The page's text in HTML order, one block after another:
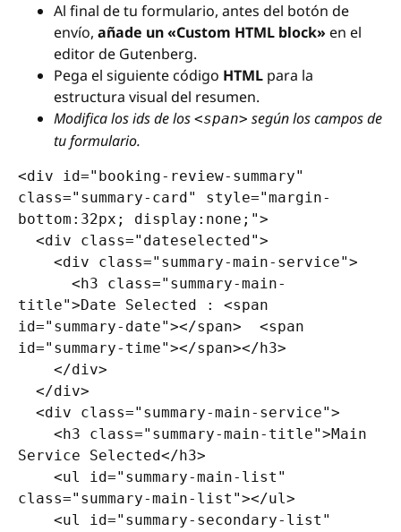
Al final de tu formulario, antes del botón de
envío, añade un «Custom HTML block» en el
editor de Gutenberg.
Pega el siguiente código HTML para la
estructura visual del resumen.
Modifica los ids de los <span> según los campos de
tu formulario.
<div id="booking-review-summary"
class="summary-card" style="margin-
bottom:32px; display:none;">
title">Date Selected : <span
id="summary-date"></span>  <span
id="summary-time"></span></h3>
Service Selected</h3>
class="summary-main-list"></ul>